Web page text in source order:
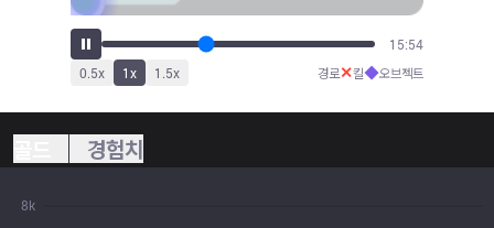
17:42
0.5x 1x 1.5x 경로✕킬◆오브젝트
경험치
8k